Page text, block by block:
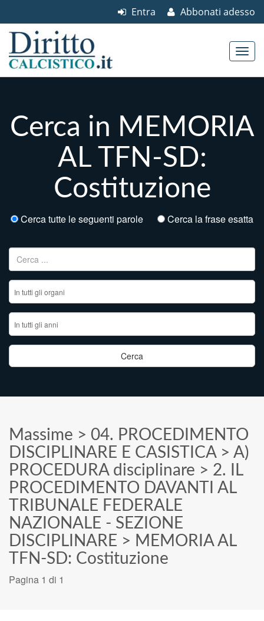
Abbonati adesso
Entra
Cerca in MEMORIA
AL TFN-SD:
Costituzione
Cerca tutte le seguenti parole Cerca la frase esatta
Ricerca per:
Massime > 04. PROCEDIMENTO
DISCIPLINARE E CASISTICA> A)
PROCEDURA disciplinare > 2. IL
PROCEDIMENTO DAVANTI AL
TRIBUNALE FEDERALE
NAZIONALE - SEZIONE
DISCIPLINARE > MEMORIA AL
TFN-SD: Costituzione
Pagina 1 di 1